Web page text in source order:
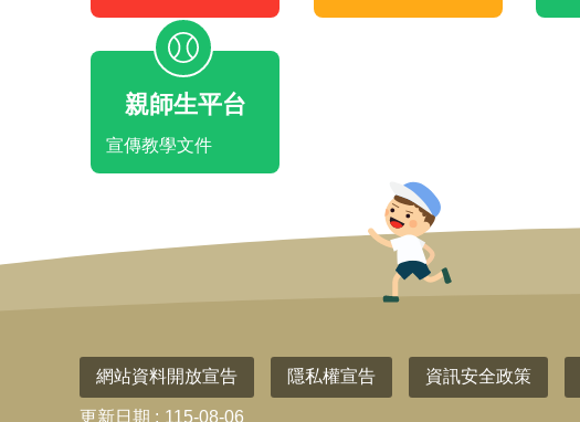
親師生平台
宣傳教學文件
網站資料開放宣告 隱私權宣告 資訊安全政策
更新日期 115-08-06